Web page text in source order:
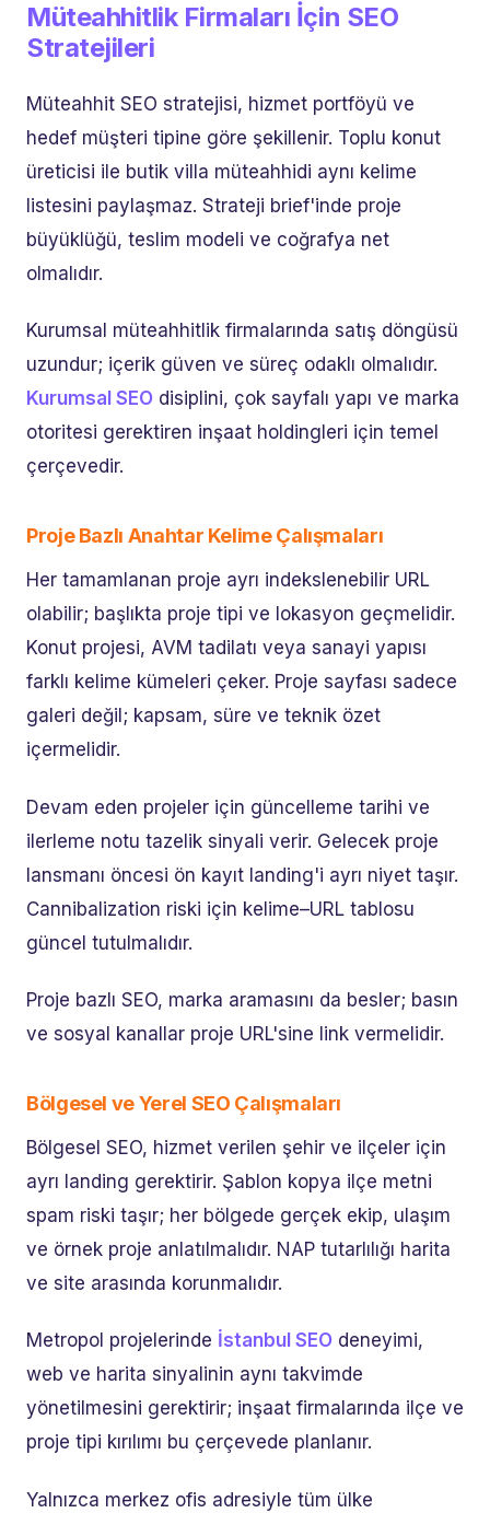
Müteahhitlik Firmaları İçin SEO
Stratejileri
Müteahhit SEO stratejisi, hizmet portföyü ve
hedef müşteri tipine göre şekillenir. Toplu konut
üreticisi ile butik villa müteahhidi aynı kelime
listesini paylaşmaz. Strateji brief'inde proje
büyüklüğü, teslim modeli ve coğrafya net
olmalıdır.
Kurumsal müteahhitlik firmalarında satış döngüsü
uzundur; içerik güven ve süreç odaklı olmalıdır.
Kurumsal SEO disiplini, çok sayfalı yapı ve marka
otoritesi gerektiren inşaat holdingleri için temel
çerçevedir.
Proje Bazlı Anahtar Kelime Çalışmaları
Her tamamlanan proje ayrı indekslenebilir URL
olabilir; başlıkta proje tipi ve lokasyon geçmelidir.
Konut projesi, AVM tadilatı veya sanayi yapısı
farklı kelime kümeleri çeker. Proje sayfası sadece
galeri değil; kapsam, süre ve teknik özet
içermelidir.
Devam eden projeler için güncelleme tarihi ve
ilerleme notu tazelik sinyali verir. Gelecek proje
lansmanı öncesi ön kayıt landing'i ayrı niyet taşır.
Cannibalization riski için kelime–URL tablosu
güncel tutulmalıdır.
Proje bazlı SEO, marka aramasını da besler; basın
ve sosyal kanallar proje URL'sine link vermelidir.
Bölgesel ve Yerel SEO Çalışmaları
Bölgesel SEO, hizmet verilen şehir ve ilçeler için
ayrı landing gerektirir. Şablon kopya ilçe metni
spam riski taşır; her bölgede gerçek ekip, ulaşım
ve örnek proje anlatılmalıdır. NAP tutarlılığı harita
ve site arasında korunmalıdır.
Metropol projelerinde İstanbul SEO deneyimi,
web ve harita sinyalinin aynı takvimde
yönetilmesini gerektirir; inşaat firmalarında ilçe ve
proje tipi kırılımı bu çerçevede planlanır.
Yalnızca merkez ofis adresiyle tüm ülke